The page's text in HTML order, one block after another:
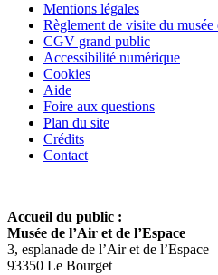
Mentions légales
Règlement de visite du musée
CGV grand public
Accessibilité numérique
Cookies
Aide
Foire aux questions
Plan du site
Crédits
Contact
Accueil du public :
Musée de l’Air et de l’Espace
3, esplanade de l’Air et de l’Espace
93350 Le Bourget